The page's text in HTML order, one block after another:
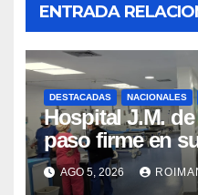
ENTRADA
DESTACADAS NACIONALES
Hospital J.M.
paso firme en
tras los
sísmicos
AGO 5, 2026